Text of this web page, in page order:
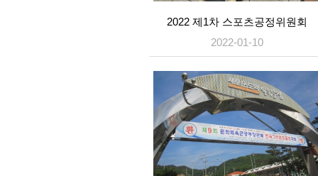
2022 제1차 스포츠공정위원회
2022-01-10